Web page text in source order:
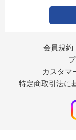
会員規約
カスタマ
特定商取引法に